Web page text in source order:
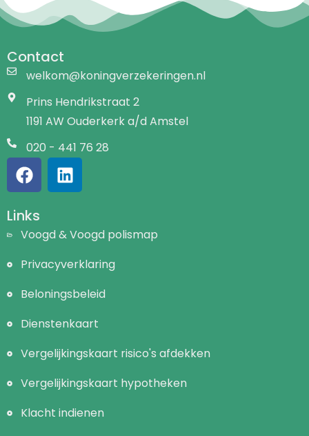
Contact
welkom@koningverzekeringen.nl
Prins Hendrikstraat 2
1191 AW Ouderkerk a/d Amstel
020 - 441 76 28
Links
Voogd & Voogd polismap
Privacyverklaring
Beloningsbeleid
Dienstenkaart
Vergelijkingskaart risico's afdekken
Vergelijkingskaart hypotheken
Klacht indienen